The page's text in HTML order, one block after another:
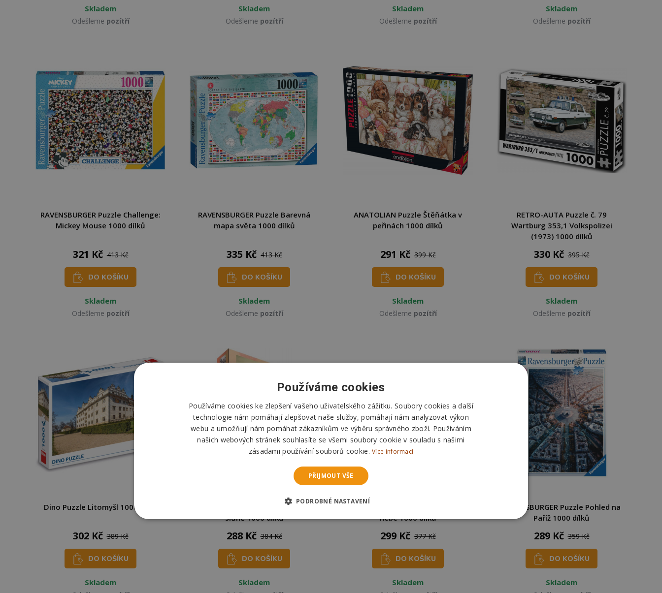
Skladem
Odešleme pozítří
Skladem
Odešleme pozítří
Skladem
Odešleme pozítří
Skladem
Odešleme pozítří
RAVENSBURGER Puzzle Challenge:
Mickey Mouse 1000 dílků
321 Kč 413 Kč
DO KOŠÍKU
Skladem
Odešleme pozítří
RAVENSBURGER Puzzle Barevná
mapa světa 1000 dílků
335 Kč 413 Kč
DO KOŠÍKU
Skladem
Odešleme pozítří
ANATOLIAN Puzzle Štěňátka v
peřinách 1000 dílků
291 Kč 399 Kč
DO KOŠÍKU
Skladem
Odešleme pozítří
RETRO-AUTA Puzzle č. 79
Wartburg 353,1 Volkspolizei
(1973) 1000 dílků
330 Kč 395 Kč
DO KOŠÍKU
Skladem
Odešleme pozítří
Dino Puzzle Litomyšl 1000 dílků
302 Kč 389 Kč
DO KOŠÍKU
Skladem
EUROGRAPHICS Puzzle Slon a
slůně 1000 dílků
288 Kč 384 Kč
DO KOŠÍKU
Skladem
nebe 1000 dílků
299 Kč 377 Kč
DO KOŠÍKU
Skladem
RAVENSBURGER Puzzle Pohled na
Paříž 1000 dílků
289 Kč 359 Kč
DO KOŠÍKU
Skladem
Používáme cookies
Používáme cookies ke zlepšení vašeho uživatelského zážitku. Soubory cookies a další
technologie nám pomáhají zlepšovat naše služby, pomáhají nám analyzovat výkon
webu a umožňují nám pomáhat zákazníkům ve výběru správného zboží. Používáním
našich webových stránek souhlasíte se všemi soubory cookie v souladu s našimi
zásadami používání souborů cookie.Více informací
PŘIJMOUT VŠE
PODROBNÉ NASTAVENÍ